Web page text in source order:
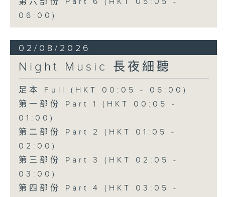
第六部份 Part 6 (HKT 05:05 -
06:00)
02/08/2026
Night Music 長夜細聽
足本 Full (HKT 00:05 - 06:00)
第一部份 Part 1 (HKT 00:05 -
01:00)
第二部份 Part 2 (HKT 01:05 -
02:00)
第三部份 Part 3 (HKT 02:05 -
03:00)
第四部份 Part 4 (HKT 03:05 -